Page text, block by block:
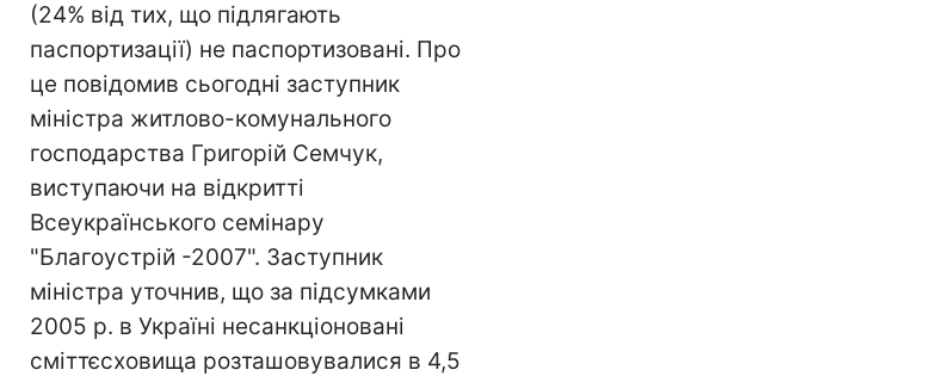
(24% від тих, що підлягають
паспортизації) не паспортизовані. Про
це повідомив сьогодні заступник
міністра житлово-комунального
господарства Григорій Семчук,
виступаючи на відкритті
Всеукраїнського семінару
"Благоустрій -2007". Заступник
міністра уточнив, що за підсумками
2005 р. в Україні несанкціоновані
сміттєсховища розташовувалися в 4,5